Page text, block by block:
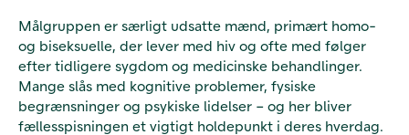
Målgruppen er særligt udsatte mænd, primært homo-
og biseksuelle, der lever med hiv og ofte med følger
efter tidligere sygdom og medicinske behandlinger.
Mange slås med kognitive problemer, fysiske
begrænsninger og psykiske lidelser – og her bliver
fællesspisningen et vigtigt holdepunkt i deres hverdag.